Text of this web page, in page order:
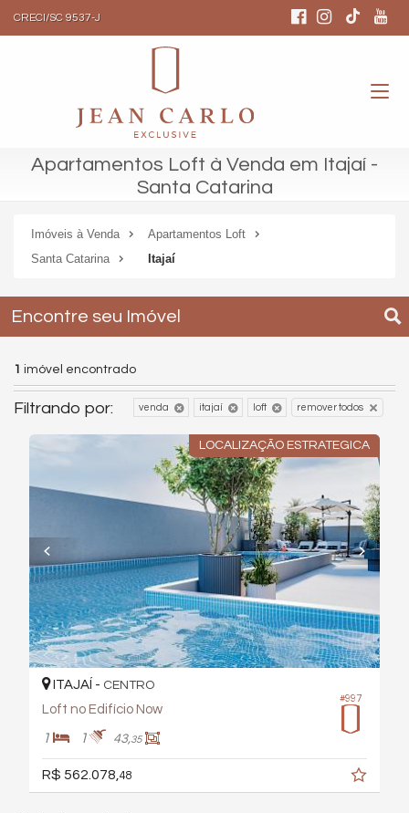
CRECI/SC 9537-J
Apartamentos Loft à Venda em Itajaí -
Santa Catarina
Imóveis à Venda
Apartamentos Loft
Santa Catarina
Itajaí
Encontre seu Imóvel
1 imóvel encontrado
Filtrando por: venda itajaí loft remover todos
LOCALIZAÇÃO ESTRATEGICA
#997
ITAJAÍ - CENTRO
Loft no Edifício Now
1 1 43,35
R$ 562.078, 48